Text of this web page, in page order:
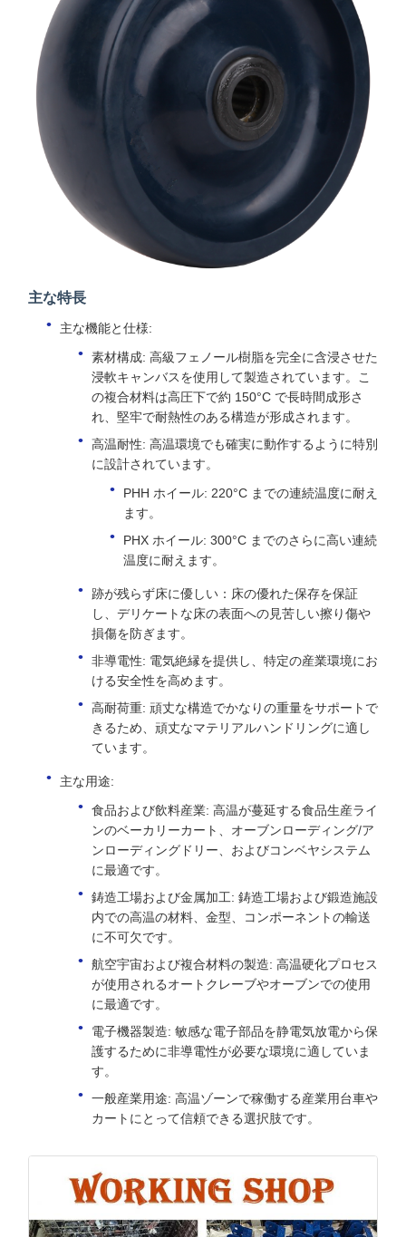
主な特長
主な機能と仕様:
素材構成: 高級フェノール樹脂を完全に含浸させた
浸軟キャンバスを使用して製造されています。こ
の複合材料は高圧下で約 150°C で長時間成形さ
れ、堅牢で耐熱性のある構造が形成されます。
高温耐性: 高温環境でも確実に動作するように特別
に設計されています。
PHH ホイール: 220°C までの連続温度に耐え
ます。
PHX ホイール: 300°C までのさらに高い連続
温度に耐えます。
跡が残らず床に優しい：床の優れた保存を保証
し、デリケートな床の表面への見苦しい擦り傷や
損傷を防ぎます。
非導電性: 電気絶縁を提供し、特定の産業環境にお
ける安全性を高めます。
高耐荷重: 頑丈な構造でかなりの重量をサポートで
きるため、頑丈なマテリアルハンドリングに適し
ています。
主な用途:
食品および飲料産業: 高温が蔓延する食品生産ライ
ンのベーカリーカート、オーブンローディング/ア
ンローディングドリー、およびコンベヤシステム
に最適です。
鋳造工場および金属加工: 鋳造工場および鍛造施設
内での高温の材料、金型、コンポーネントの輸送
に不可欠です。
航空宇宙および複合材料の製造: 高温硬化プロセス
が使用されるオートクレーブやオーブンでの使用
に最適です。
電子機器製造: 敏感な電子部品を静電気放電から保
護するために非導電性が必要な環境に適していま
す。
一般産業用途: 高温ゾーンで稼働する産業用台車や
カートにとって信頼できる選択肢です。